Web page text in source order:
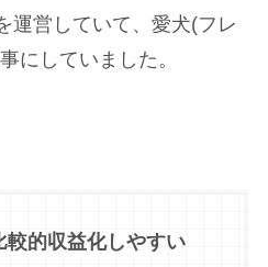
運営していて、愛犬(フレ
にしていました。
的収益化しやすい